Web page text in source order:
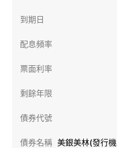
到期日
配息頻率
票面利率
剩餘年限
債券代號
債券名稱 美銀美林(發行